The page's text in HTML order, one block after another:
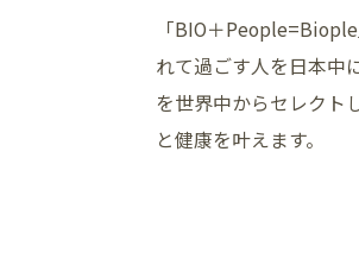
「BIO＋
れて過ごす人を日本中
を世界中からセレクト
と健康を叶えます。